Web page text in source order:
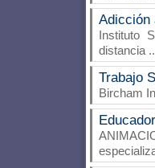
Adicción
Instituto
distancia
Trabajo
Bircham